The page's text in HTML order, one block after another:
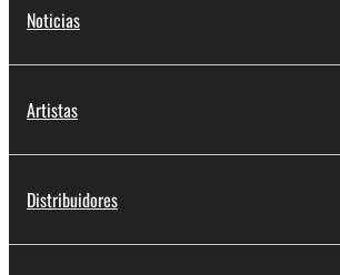
Noticias
Artistas
Distribuidores